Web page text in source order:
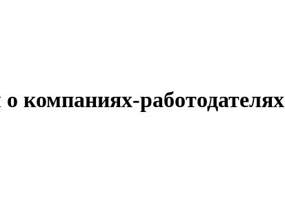
компаниях-работодателях